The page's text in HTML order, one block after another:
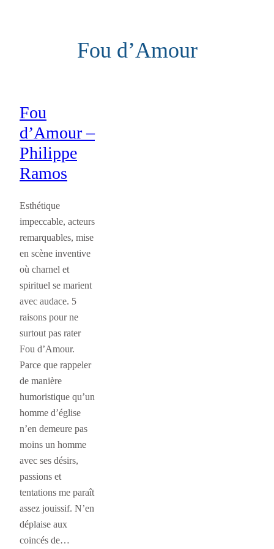
Fou d’Amour
Fou
d’Amour –
Philippe
Ramos
Esthétique
impeccable, acteurs
remarquables, mise
en scène inventive
où charnel et
spirituel se marient
avec audace. 5
raisons pour ne
surtout pas rater
Fou d’Amour.
Parce que rappeler
de manière
humoristique qu’un
homme d’église
n’en demeure pas
moins un homme
avec ses désirs,
passions et
tentations me paraît
assez jouissif. N’en
déplaise aux
coincés de…